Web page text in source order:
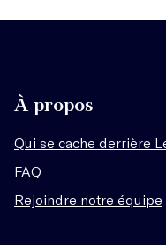
À propos
Qui se cache derrière
FAQ
Rejoindre notre équipe